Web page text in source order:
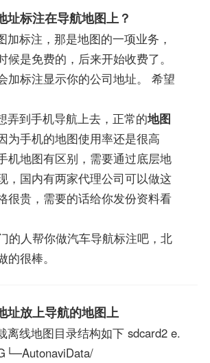
址标注在导航地图上？
加标注，那是地图的一项业务，
候是免费的，后来开始收费了。
加标注显示你的公司地址。 希望
弄到手机导航上去，正常的地图
为手机的地图使用率还是很高
机地图有区别，需要通过底层地
，国内有两家代理公司可以做这
很贵，需要的话给你发份资料看
的人帮你做汽车导航标注吧，北
很棒。
址放上导航的地图上
离线地图目录结构如下 sdcard2 e.